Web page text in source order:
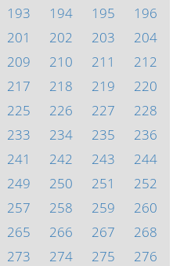
193 194 195
196
201 202 203
204
209 210 211
212
217 218 219
220
225 226 227
228
233 234 235
236
241 242 243
244
249 250 251
252
257 258 259
260
265 266 267
268
273 274 275
276